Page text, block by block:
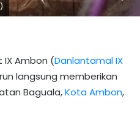
IX Ambon (Danlantamal IX
langsung memberikan
Baguala,Kota Ambon,